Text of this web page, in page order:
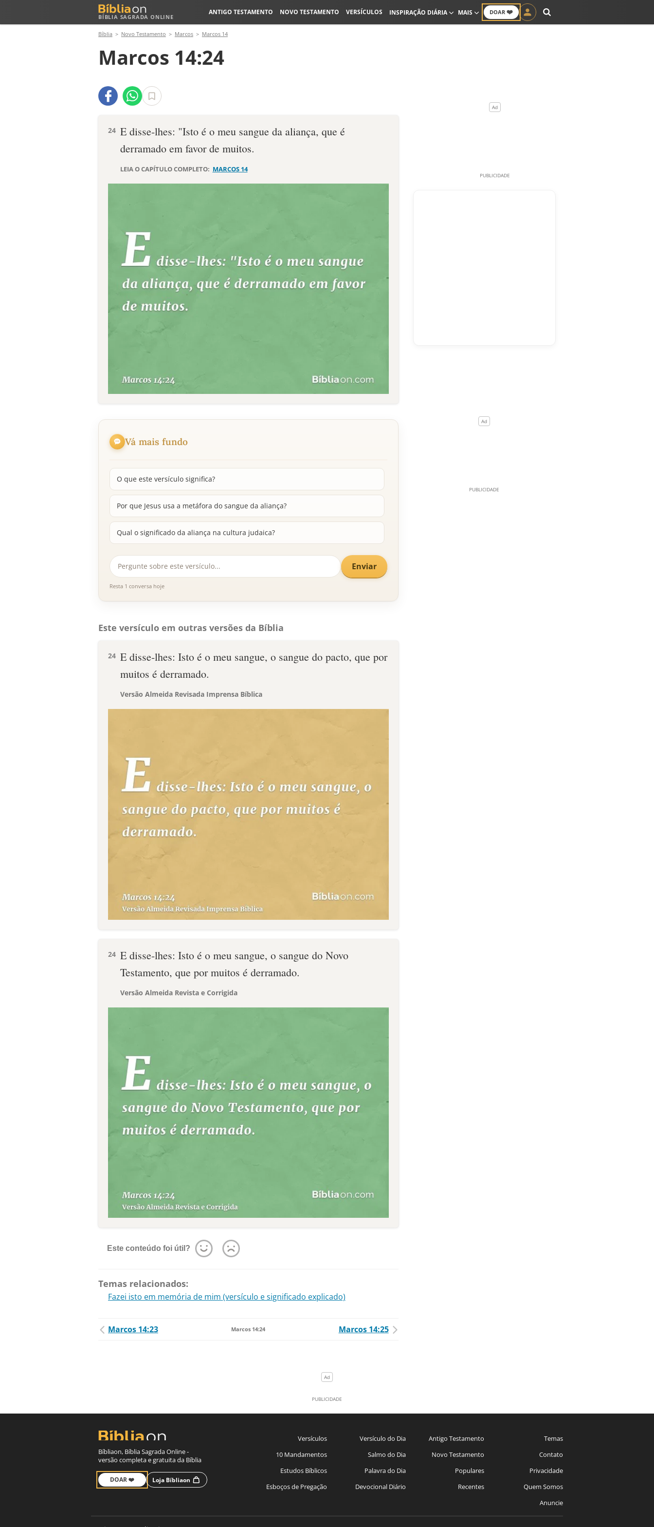
BÍBLIA SAGRADA ONLINE
DOAR ❤️
ANTIGO TESTAMENTO NOVO TESTAMENTO VERSÍCULOS INSPIRAÇÃO DIÁRIA MAIS
Bíblia Novo Testamento Marcos Marcos 14
Marcos 14:24
24 E disse-lhes: "Isto é o meu sangue da aliança, que é
derramado em favor de muitos.
LEIA O CAPÍTULO COMPLETO: MARCOS 14
Vá mais fundo
O que este versículo significa?
Por que Jesus usa a metáfora do sangue da aliança?
Qual o significado da aliança na cultura judaica?
Enviar
Resta 1 conversa hoje
Este versículo em outras versões da Bíblia
24 E disse-lhes: Isto é o meu sangue, o sangue do pacto, que por
muitos é derramado.
Versão Almeida Revisada Imprensa Bíblica
24 E disse-lhes: Isto é o meu sangue, o sangue do Novo
Testamento, que por muitos é derramado.
Versão Almeida Revista e Corrigida
Este conteúdo foi útil?
Temas relacionados:
Fazei isto em memória de mim (versículo e significado explicado)
Marcos 14:23 Marcos 14:24 Marcos 14:25
Bíbliaon, Bíblia Sagrada Online -
versão completa e gratuita da Bíblia
DOAR ❤️ Loja Bíbliaon
Versículos
10 Mandamentos
Estudos Bíblicos
Esboços de Pregação
Versículo do Dia
Salmo do Dia
Palavra do Dia
Devocional Diário
Antigo Testamento
Novo Testamento
Populares
Recentes
Temas
Contato
Privacidade
Quem Somos
Anuncie